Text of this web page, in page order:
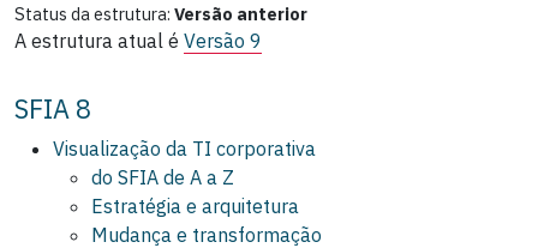
Status da estrutura: Versão anterior
A estrutura atual é Versão 9
SFIA 8
Visualização da TI corporativa
do SFIA de A a Z
Estratégia e arquitetura
Mudança e transformação